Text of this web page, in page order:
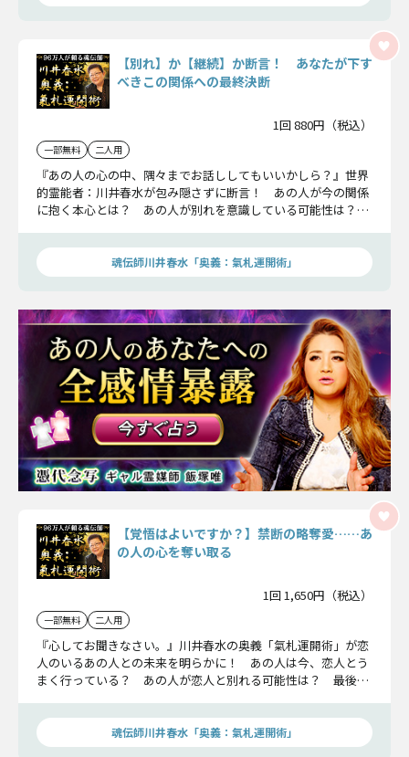
【別れ】か【継続】か断言！ あなたが下す
べきこの関係への最終決断
1回 880円（税込）
一部無料 二人用
『あの人の心の中、隅々までお話ししてもいいかしら？』世界
的霊能者：川井春水が包み隠さずに断言！ あの人が今の関係
に抱く本心とは？ あの人が別れを意識している可能性は？
断を究極決断占が導き出します。
魂伝師川井春水「奥義：氣札運開術」
【覚悟はよいですか？】禁断の略奪愛……あ
の人の心を奪い取る
1回 1,650円（税込）
一部無料 二人用
『心してお聞きなさい。』川井春水の奥義「氣札運開術」が恋
人のいるあの人との未来を明らかに！ あの人は今、恋人とう
まく行っている？ あの人が恋人と別れる可能性は？ 最後に
極の的中鑑定が暴き出します。
魂伝師川井春水「奥義：氣札運開術」